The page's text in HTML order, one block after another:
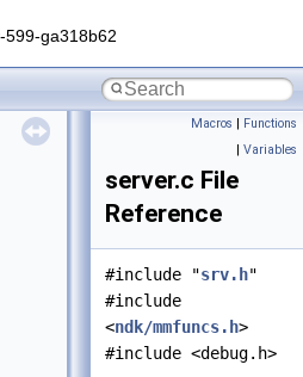
599-ga318b62
Macros | Functions
| Variables
server.c File
Reference
#include "srv.h"
#include
<ndk/mmfuncs.h>
#include <debug.h>